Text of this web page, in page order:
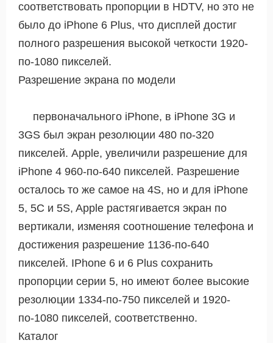
соответствовать пропорции в HDTV, но это не
было до iPhone 6 Plus, что дисплей достиг
полного разрешения высокой четкости 1920-
по-1080 пикселей.
Разрешение экрана по модели
первоначального iPhone, в iPhone 3G и
3GS был экран резолюции 480 по-320
пикселей. Apple, увеличили разрешение для
iPhone 4 960-по-640 пикселей. Разрешение
осталось то же самое на 4S, но и для iPhone
5, 5С и 5S, Apple растягивается экран по
вертикали, изменяя соотношение телефона и
достижения разрешение 1136-по-640
пикселей. IPhone 6 и 6 Plus сохранить
пропорции серии 5, но имеют более высокие
резолюции 1334-по-750 пикселей и 1920-
по-1080 пикселей, соответственно.
Каталог